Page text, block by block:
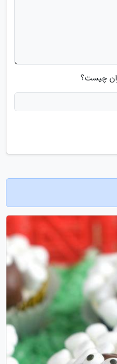
چیست؟